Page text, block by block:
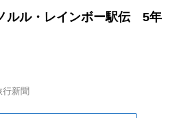
ルル・レインボー駅伝 5年
行新聞